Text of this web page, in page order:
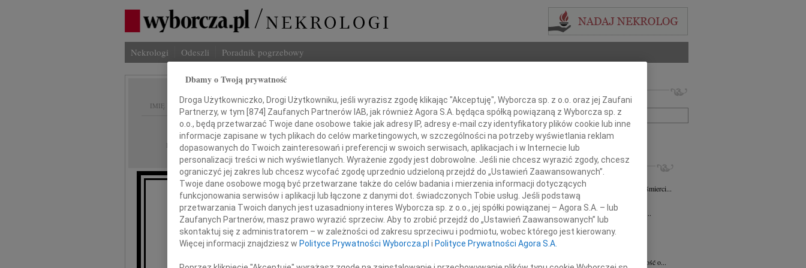
Nekrologi Odeszli Poradnik pogrzebowy
IMIĘ I NAZWISKO:
REGION: Kraków
DATA EMISJI: 21.07.2023
Pani
mgr Katarzynie Limanówce-Doktor
Imię i nazwisko lub numer ogłoszenia:
+ szukanie zaawansowane
INNE NEKROLOGI
Zbigniew Święch 07.08.2026
Z dużym smutkiem przyjąłem wiadomość o śmierci...
24.07.2026Kraków
Panu Jackowi Gryzło Wiceprezesowi Areny...
Karolina Witek
20.07.2026
Z głębokim smutkiem i żalem przyjęliśmy...
Joanna Słowińska
Z olbrzymim smutkiem przyjęliśmy wiadomość o...
Dbamy o Twoją prywatność
Droga Użytkowniczko, Drogi Użytkowniku, jeśli wyrazisz zgodę klikając "Akceptuję", Wyborcza sp. z o.o. oraz jej Zaufani
Partnerzy, w tym [874] Zaufanych Partnerów IAB, jak również Agora S.A. będąca spółką powiązaną z Wyborcza sp. z
o.o., będą przetwarzać Twoje dane osobowe takie jak adresy IP, adresy e-mail czy identyfikatory plików cookie lub inne
informacje zapisane w tych plikach do celów marketingowych, w szczególności na potrzeby wyświetlania reklam
dopasowanych do Twoich zainteresowań i preferencji w swoich serwisach, aplikacjach i w Internecie lub
personalizacji treści w nich wyświetlanych. Wyrażenie zgody jest dobrowolne. Jeśli nie chcesz wyrazić zgody, chcesz
ograniczyć jej zakres lub chcesz wycofać zgodę uprzednio udzieloną przejdź do „Ustawień Zaawansowanych”.
Twoje dane osobowe mogą być przetwarzane także do celów badania i mierzenia informacji dotyczących
funkcjonowania serwisów i aplikacji lub łączone z danymi dot. świadczonych Tobie usług. Jeśli podstawą
przetwarzania Twoich danych jest uzasadniony interes Wyborcza sp. z o.o., jej spółki powiązanej – Agora S.A. – lub
Zaufanych Partnerów, masz prawo wyrazić sprzeciw. Aby to zrobić przejdź do „Ustawień Zaawansowanych” lub
skontaktuj się z administratorem – w zależności od zakresu sprzeciwu i podmiotu, wobec którego jest kierowany.
Więcej informacji znajdziesz w Polityce Prywatności Wyborcza.pl i Polityce Prywatności Agora S.A.